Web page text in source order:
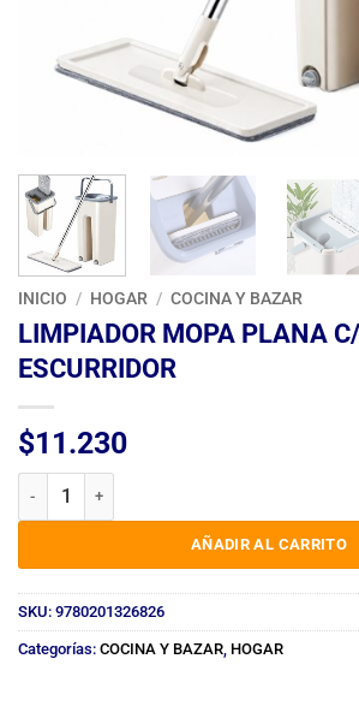
INICIO / HOGAR / COCINA Y BAZAR
LIMPIADOR MOPA PLANA
ESCURRIDOR
$11.230
LIMPIADOR MOPA PLANA C/BALDE
AÑADIR AL CARRITO
SKU: 9780201326826
Categorías: COCINA Y BAZAR, HOGAR